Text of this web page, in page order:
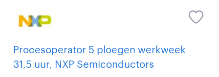
Procesoperator 5 ploegen werkweek
31,5 uur, NXP Semiconductors